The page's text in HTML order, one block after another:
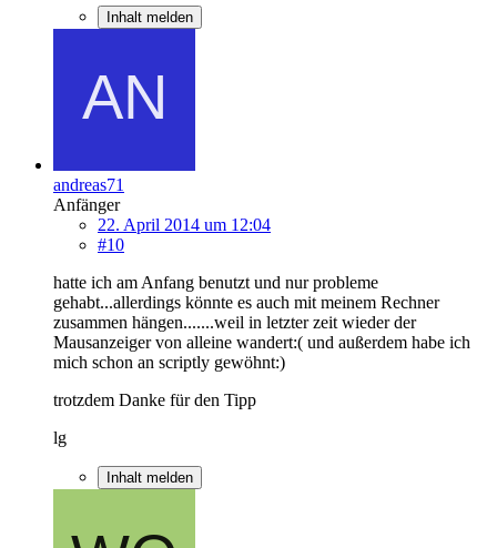
Inhalt melden
andreas71
Anfänger
22. April 2014 um 12:04
#10
hatte ich am Anfang benutzt und nur probleme
gehabt...allerdings könnte es auch mit meinem Rechner
zusammen hängen.......weil in letzter zeit wieder der
Mausanzeiger von alleine wandert:( und außerdem habe ich
mich schon an scriptly gewöhnt:)
trotzdem Danke für den Tipp
lg
Inhalt melden